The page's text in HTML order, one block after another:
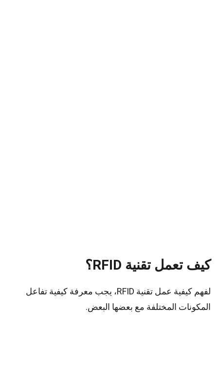
كيف تعمل تقنية RFID؟
لفهم كيفية عمل تقنية RFID، يجب معرفة كيفية تفاعل
المكونات المختلفة مع بعضها البعض.